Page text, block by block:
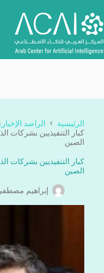
إلى
المحتوى
الرئيسية
الراصد
كبار التنفيذيين بشركات
الصين
كبار التنفيذيين بشركات
الصين
إبراهيم